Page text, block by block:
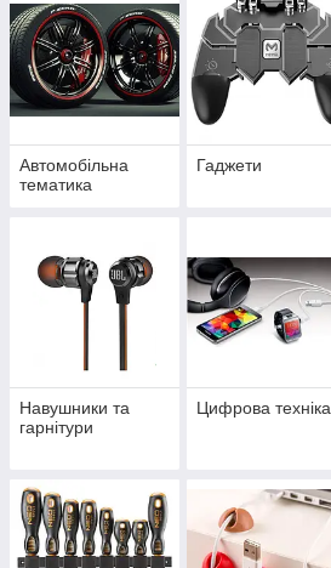
Автомобільна
тематика
Гаджети
Навушники та
гарнітури
Цифрова техніка